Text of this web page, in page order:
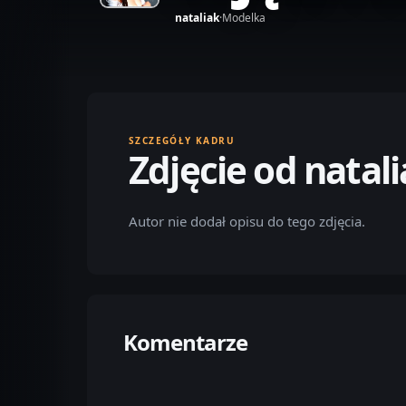
nataliak·Modelka
SZCZEGÓŁY KADRU
Zdjęcie od
Autor nie dodał opisu do tego zdjęcia.
Komentarze